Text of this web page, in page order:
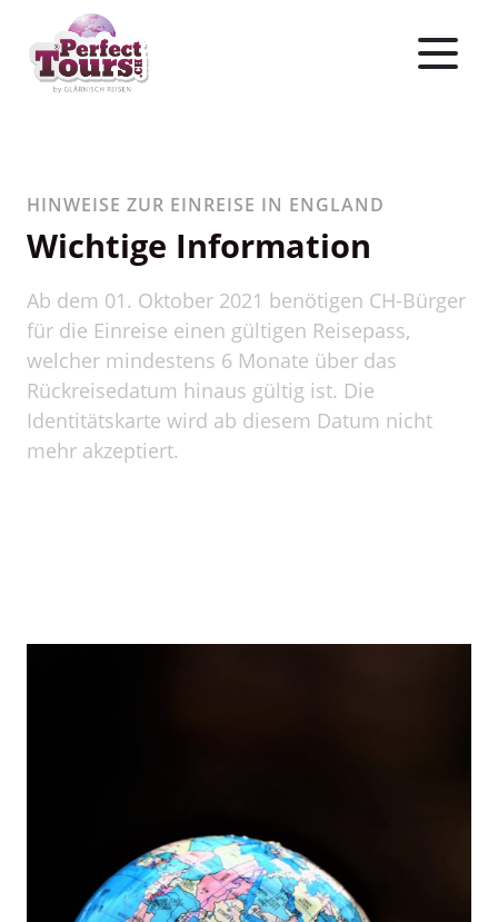
HINWEISE ZUR EINREISE IN ENGLAND
Wichtige Information
Ab dem 01. Oktober 2021 benötigen CH-Bürger
für die Einreise einen gültigen Reisepass,
welcher mindestens 6 Monate über das
Rückreisedatum hinaus gültig ist. Die
Identitätskarte wird ab diesem Datum nicht
mehr akzeptiert.